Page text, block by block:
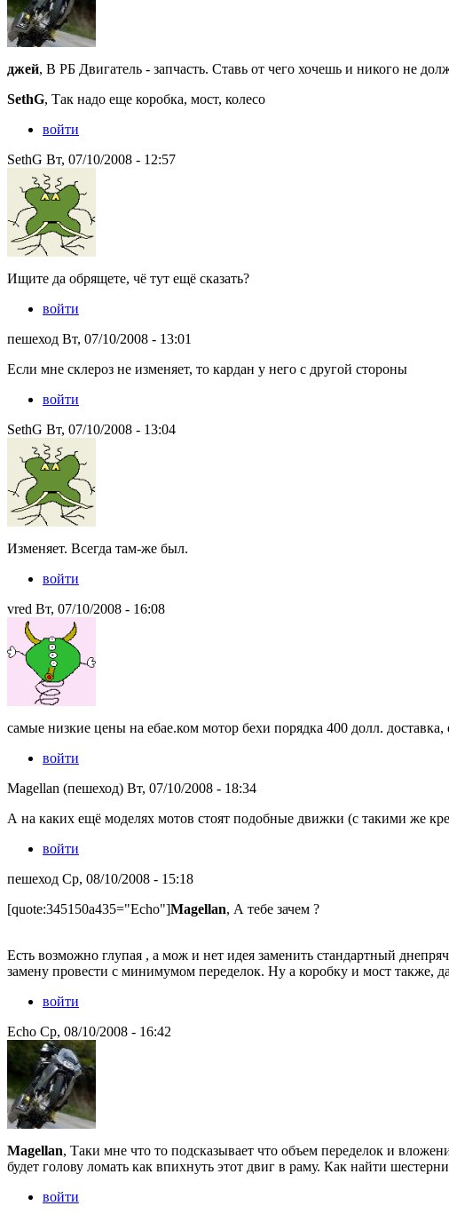
джей, В РБ Двигатель - запчасть. Ставь от чего хочешь и никого не
SethG, Так надо еще коробка, мост, колесо
войти
SethG Вт, 07/10/2008 - 12:57
Ищите да обрящете, чё тут ещё сказать?
войти
пешеход Вт, 07/10/2008 - 13:01
Если мне склероз не изменяет, то кардан у него с другой стороны
войти
SethG Вт, 07/10/2008 - 13:04
Изменяет. Всегда там-же был.
войти
vred Вт, 07/10/2008 - 16:08
самые низкие цены на ебае.ком мотор бехи порядка 400 долл. доставка,
войти
Magellan (пешеход) Вт, 07/10/2008 - 18:34
А на каких ещё моделях мотов стоят подобные движки (с такими же
войти
пешеход Ср, 08/10/2008 - 15:18
[quote:345150a435="Echo"]Magellan, А тебе зачем ?
Есть возможно глупая , а мож и нет идея заменить стандартный
замену провести с минимумом переделок. Ну а коробку и мост также,
войти
Echo Ср, 08/10/2008 - 16:42
Magellan, Таки мне что то подсказывает что объем переделок и
будет голову ломать как впихнуть этот двиг в раму. Как найти
войти